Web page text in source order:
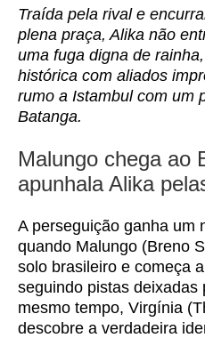
Traída pela rival e
plena praça, Alika não
uma fuga digna de
histórica com aliados
rumo a Istambul com um
Batanga.
Malungo chega ao
apunhala Alika
A perseguição ganha um
quando Malungo (Breno
solo brasileiro e começa
seguindo pistas deixadas
mesmo tempo, Virgínia
descobre a verdadeira